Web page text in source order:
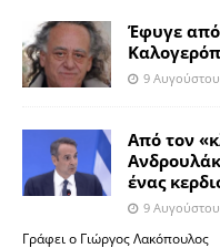
Έφυγε
9
Από τον
ένας
9
Γράφει ο Γιώργος Λακόπουλος